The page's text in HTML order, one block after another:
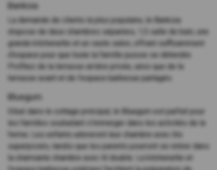
Banksia
La demande de clients la plus populaire, le Banksia
dispose de deux chambres séparées, 1,5 salle de bain, une
grande kitchenette et un vaste salon, offrant suffisamment
d'espace pour que toute la famille puisse se détendre.
Profitez de la terrasse arrière privée, ainsi que de la
terrasse avant et de l'espace barbecue partagés.
Bluegum
Situé dans le cottage principal, le Bluegum est parfait pour
les familles souhaitant s'immerger dans les activités de la
ferme. Les enfants adoreront leur chambre avec lits
superposés, tandis que les parents pourront se retirer dans
la charmante chambre avec lit double. La kitchenette et